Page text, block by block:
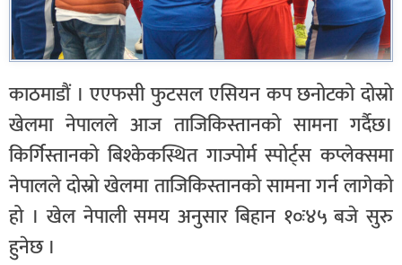
काठमाडौं । एएफसी फुटसल एसियन कप छनोटको दोस्रो
खेलमा नेपालले आज ताजिकिस्तानको सामना गर्दैछ।
किर्गिस्तानको बिश्केकस्थित गाज्पोर्म स्पोर्ट्स कप्लेक्समा
नेपालले दोस्रो खेलमा ताजिकिस्तानको सामना गर्न लागेको
हो । खेल नेपाली समय अनुसार बिहान १०ः४५ बजे सुरु
हुनेछ ।